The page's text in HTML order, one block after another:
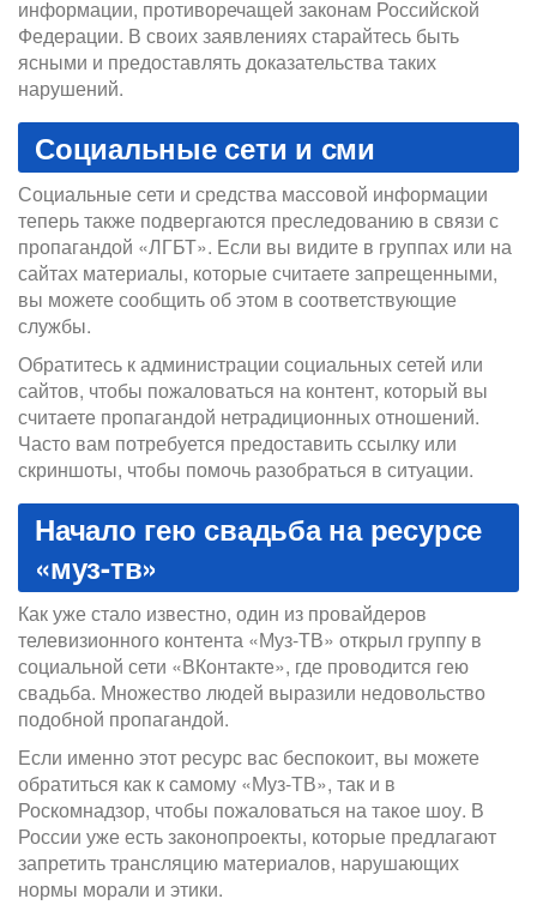
информации, противоречащей законам Российской
Федерации. В своих заявлениях старайтесь быть
ясными и предоставлять доказательства таких
нарушений.
Социальные сети и сми
Социальные сети и средства массовой информации
теперь также подвергаются преследованию в связи с
пропагандой «ЛГБТ». Если вы видите в группах или на
сайтах материалы, которые считаете запрещенными,
вы можете сообщить об этом в соответствующие
службы.
Обратитесь к администрации социальных сетей или
сайтов, чтобы пожаловаться на контент, который вы
считаете пропагандой нетрадиционных отношений.
Часто вам потребуется предоставить ссылку или
скриншоты, чтобы помочь разобраться в ситуации.
Начало гею свадьба на ресурсе
«муз-тв»
Как уже стало известно, один из провайдеров
телевизионного контента «Муз-ТВ» открыл группу в
социальной сети «ВКонтакте», где проводится гею
свадьба. Множество людей выразили недовольство
подобной пропагандой.
Если именно этот ресурс вас беспокоит, вы можете
обратиться как к самому «Муз-ТВ», так и в
Роскомнадзор, чтобы пожаловаться на такое шоу. В
России уже есть законопроекты, которые предлагают
запретить трансляцию материалов, нарушающих
нормы морали и этики.